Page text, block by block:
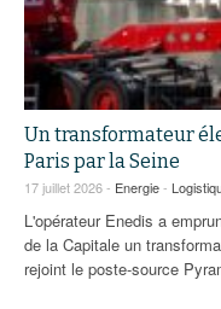
Un transformateur
Paris par la Seine
17 juillet 2026 - Energie-
L'opérateur Enedis a
de la Capitale un
rejoint le poste-source